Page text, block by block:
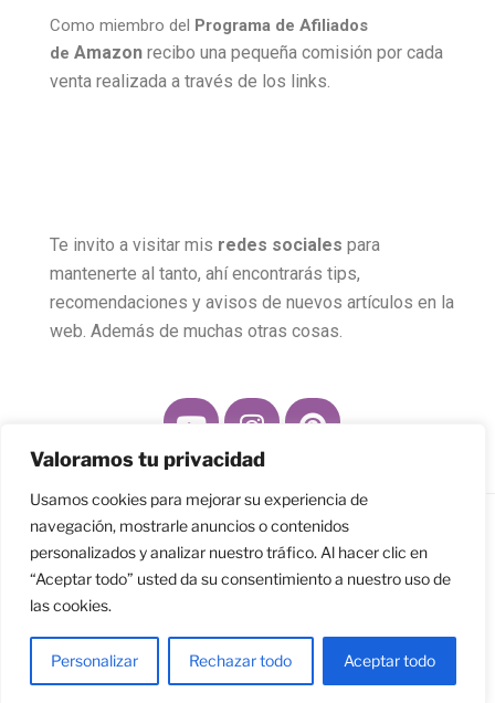
Valoramos tu privacidad
Usamos cookies para mejorar su experiencia de
navegación, mostrarle anuncios o contenidos
personalizados y analizar nuestro tráfico. Al hacer clic en
“Aceptar todo” usted da su consentimiento a nuestro uso de
las cookies.
Personalizar Rechazar todo Aceptar todo
Como miembro del
Programa de Afiliados
de Amazon recibo una pequeña comisión por cada
venta realizada a través de los links.
Te invito a visitar mis redes sociales para
mantenerte al tanto, ahí encontrarás tips,
recomendaciones y avisos de nuevos artículos en la
web. Además de muchas otras cosas.
Funciona gracias a WordPress